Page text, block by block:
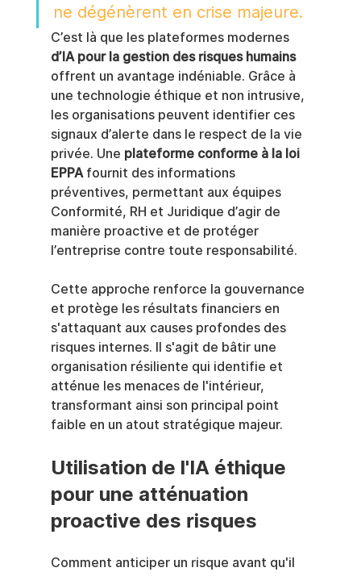
ne dégénèrent en crise majeure.
C’est là que les plateformes modernes
d’IA pour la gestion des risques humains
offrent un avantage indéniable. Grâce à
une technologie éthique et non intrusive,
les organisations peuvent identifier ces
signaux d’alerte dans le respect de la vie
privée. Une plateforme conforme à la loi
EPPA fournit des informations
préventives, permettant aux équipes
Conformité, RH et Juridique d’agir de
manière proactive et de protéger
l’entreprise contre toute responsabilité.
Cette approche renforce la gouvernance
et protège les résultats financiers en
s'attaquant aux causes profondes des
risques internes. Il s'agit de bâtir une
organisation résiliente qui identifie et
atténue les menaces de l'intérieur,
transformant ainsi son principal point
faible en un atout stratégique majeur.
Utilisation de l'IA éthique
pour une atténuation
proactive des risques
Comment anticiper un risque avant qu'il